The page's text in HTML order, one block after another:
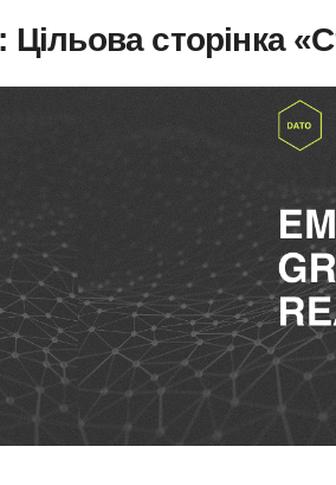
Цільова сторінка